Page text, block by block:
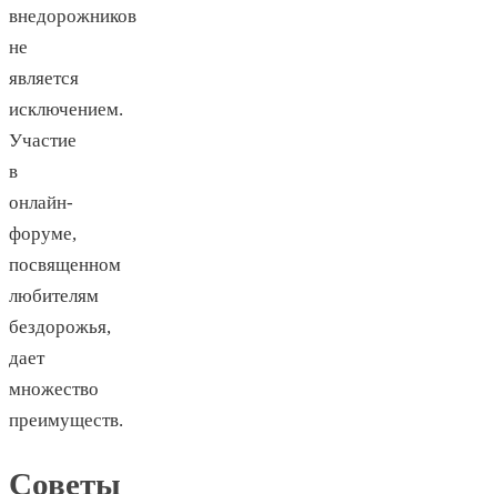
внедорожников
не
является
исключением.
Участие
в
онлайн-
форуме,
посвященном
любителям
бездорожья,
дает
множество
преимуществ.
Советы